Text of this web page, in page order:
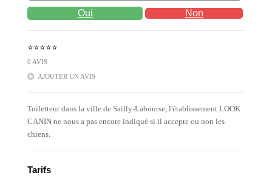
Oui Non
⭐⭐⭐⭐⭐
0 AVIS
AJOUTER UN AVIS
Toiletteur dans la ville de Sailly-Labourse, l'établissement LOOK
CANIN ne nous a pas encore indiqué si il accepte ou non les
chiens.
Tarifs